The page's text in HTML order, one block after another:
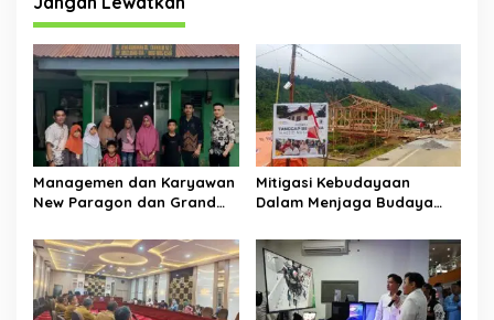
g
a
s
i
p
o
s
Managemen dan Karyawan
New Paragon dan Grand
Sembako Di dua Panti
Asuhan
Mitigasi Kebudayaan
Dalam Menjaga Budaya